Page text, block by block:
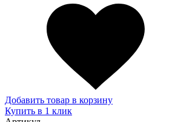
Добавить товар в корзину
Купить в 1 клик